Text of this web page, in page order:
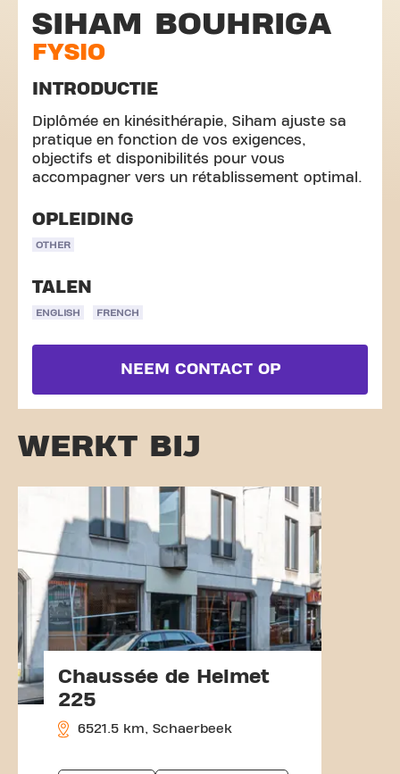
SIHAM BOUHRIGA
FYSIO
INTRODUCTIE
Diplômée en kinésithérapie, Siham ajuste sa
pratique en fonction de vos exigences,
objectifs et disponibilités pour vous
accompagner vers un rétablissement optimal.
OPLEIDING
OTHER
TALEN
ENGLISH FRENCH
NEEM CONTACT OP
WERKT BIJ
Chaussée de Helmet
225
6521.5 km, Schaerbeek